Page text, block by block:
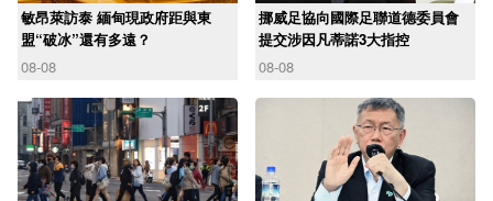
敏昂萊訪泰 緬甸現政府距與東
盟“破冰”還有多遠？
08-08
挪威足協向國際足聯道德委員會
提交涉因凡蒂諾3大指控
08-08